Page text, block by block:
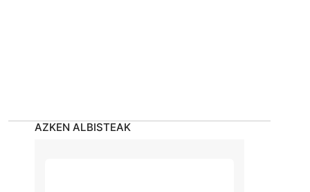
AZKEN ALBISTEAK